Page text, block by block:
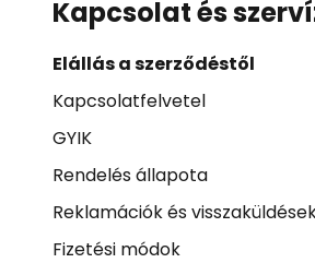
Kapcsolat és
Elállás a szerződéstől
Kapcsolatfelvetel
GYIK
Rendelés állapota
Reklamációk és
Fizetési módok